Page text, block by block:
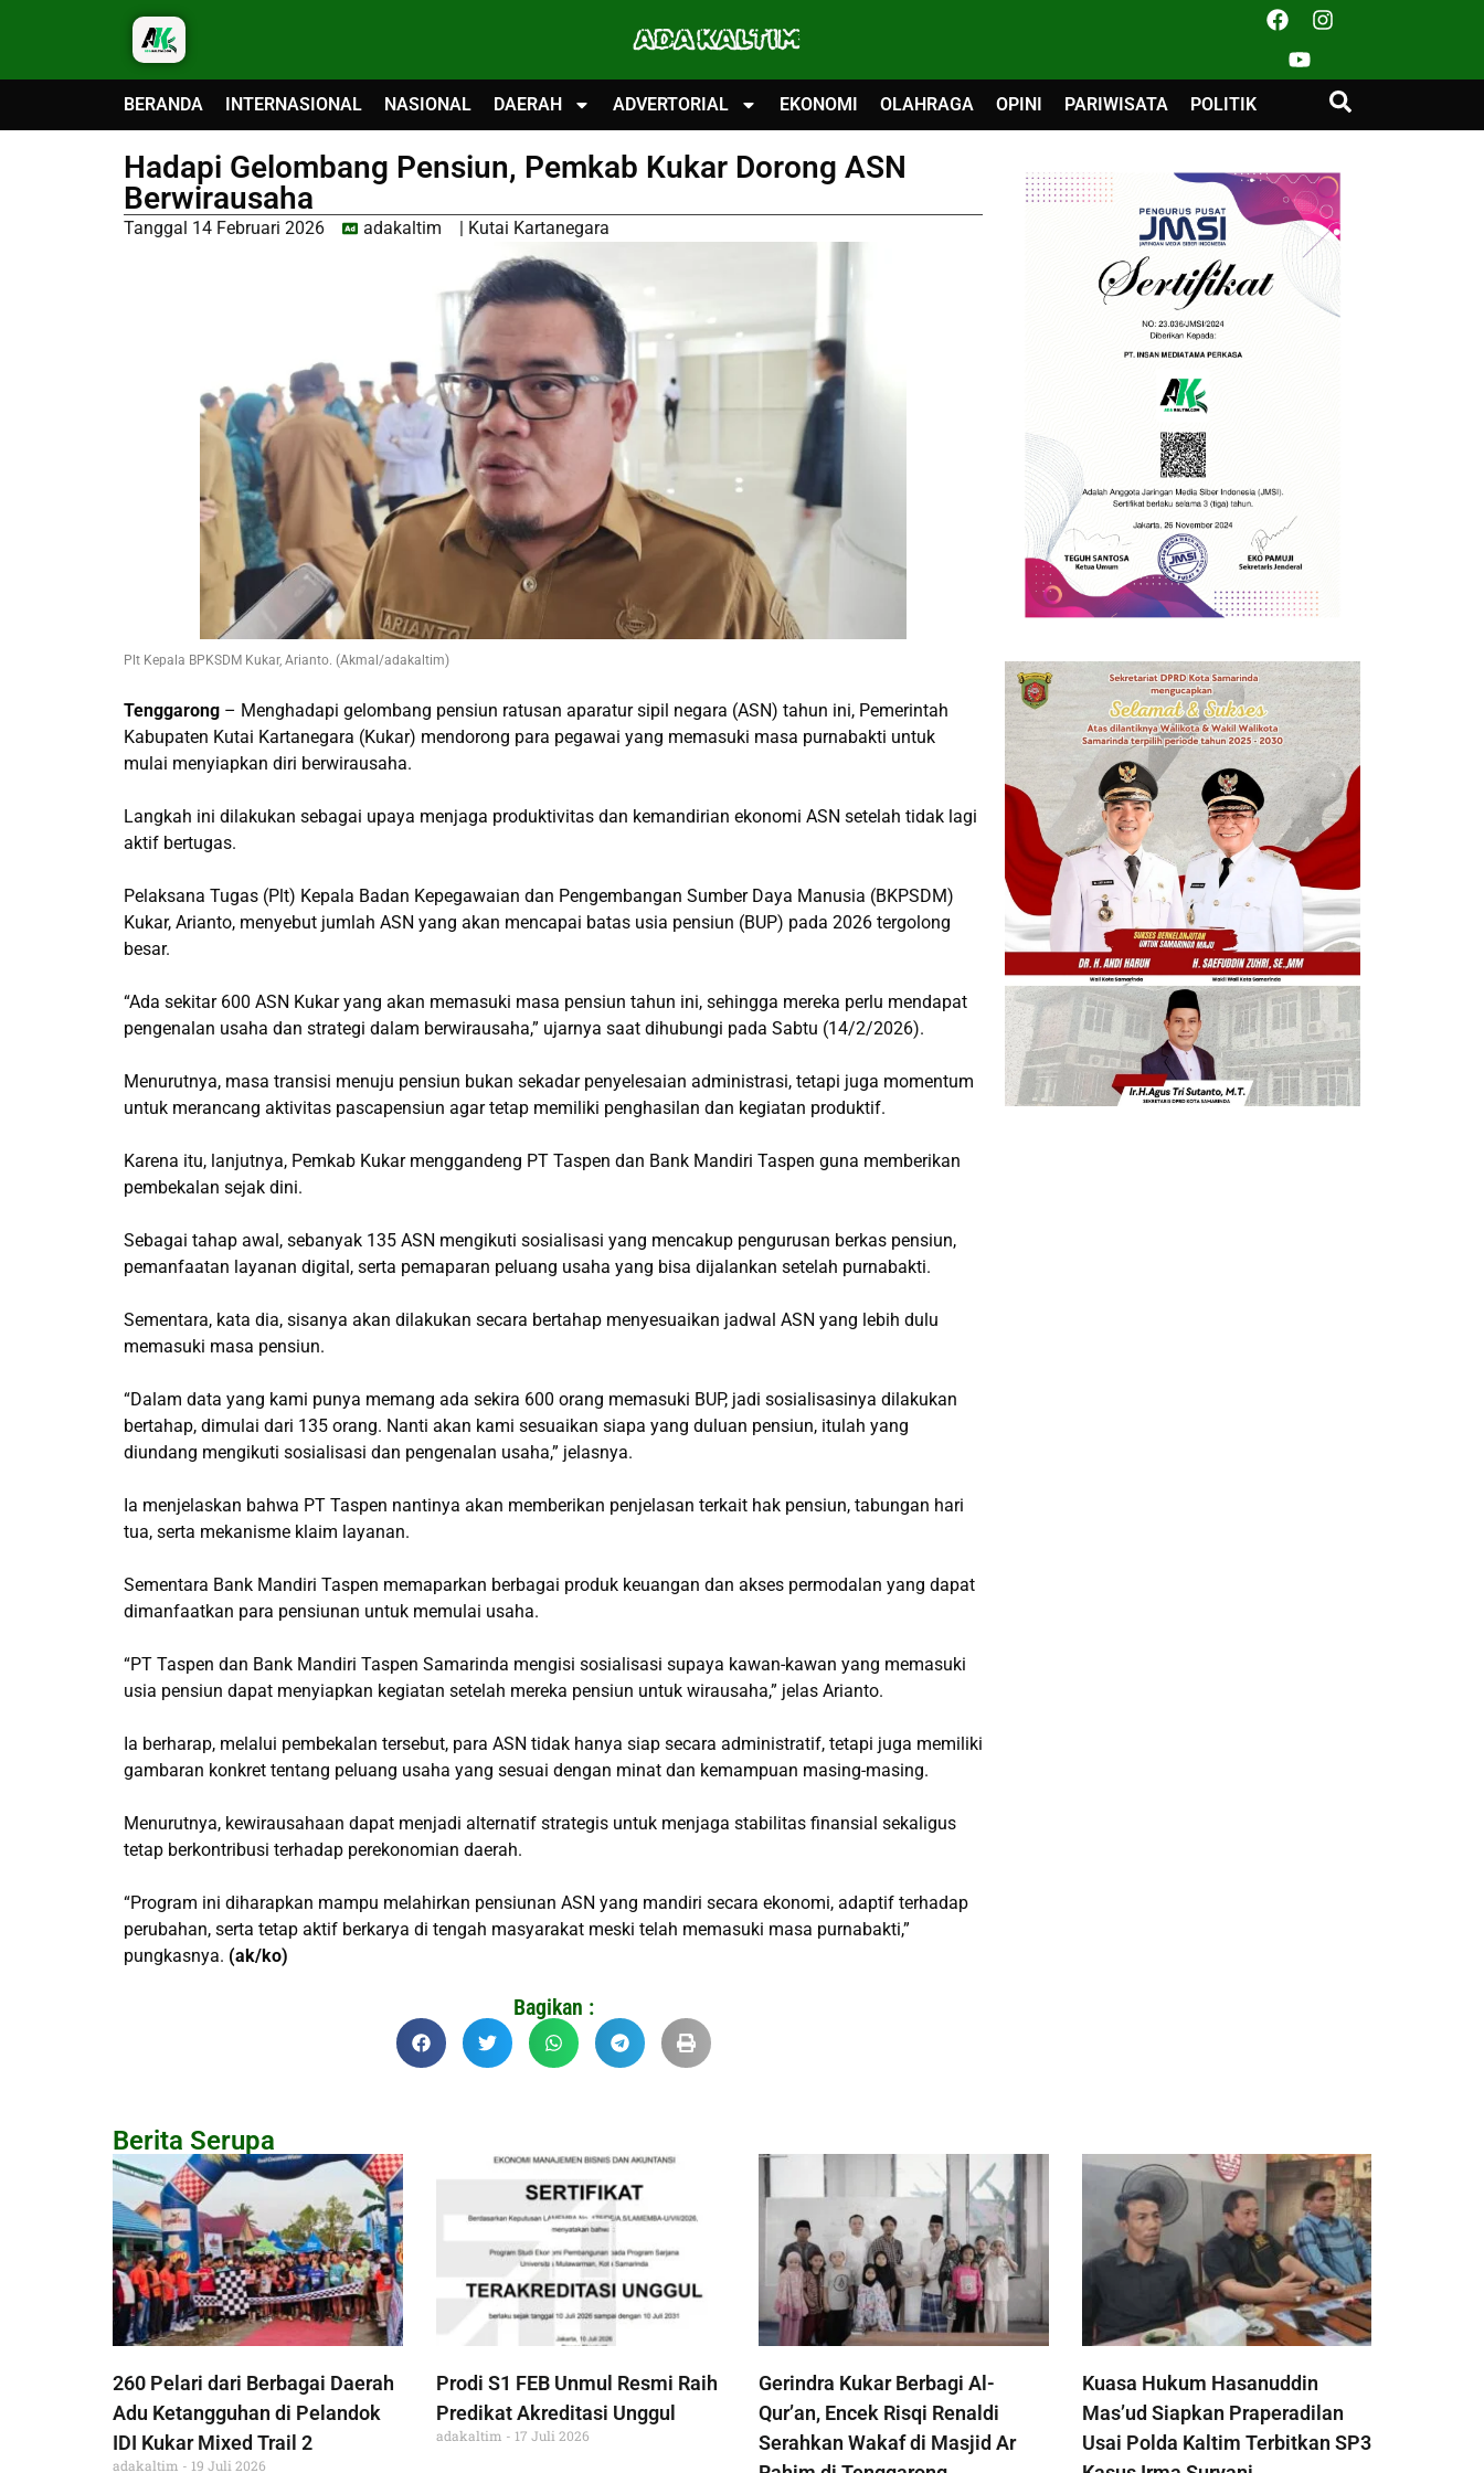
ADA KALTIM
BERANDA INTERNASIONAL NASIONAL DAERAH ADVERTORIAL EKONOMI OLAHRAGA OPINI PARIWISATA POLITIK
Hadapi Gelombang Pensiun, Pemkab Kukar Dorong ASN
Berwirausaha
Tanggal 14 Februari 2026 adakaltim | Kutai Kartanegara
Plt Kepala BPKSDM Kukar, Arianto. (Akmal/adakaltim)
Tenggarong – Menghadapi gelombang pensiun ratusan aparatur sipil negara (ASN) tahun ini, Pemerintah
Kabupaten Kutai Kartanegara (Kukar) mendorong para pegawai yang memasuki masa purnabakti untuk
mulai menyiapkan diri berwirausaha.
Langkah ini dilakukan sebagai upaya menjaga produktivitas dan kemandirian ekonomi ASN setelah tidak lagi
aktif bertugas.
Pelaksana Tugas (Plt) Kepala Badan Kepegawaian dan Pengembangan Sumber Daya Manusia (BKPSDM)
Kukar, Arianto, menyebut jumlah ASN yang akan mencapai batas usia pensiun (BUP) pada 2026 tergolong
besar.
“Ada sekitar 600 ASN Kukar yang akan memasuki masa pensiun tahun ini, sehingga mereka perlu mendapat
pengenalan usaha dan strategi dalam berwirausaha,” ujarnya saat dihubungi pada Sabtu (14/2/2026).
Menurutnya, masa transisi menuju pensiun bukan sekadar penyelesaian administrasi, tetapi juga momentum
untuk merancang aktivitas pascapensiun agar tetap memiliki penghasilan dan kegiatan produktif.
Karena itu, lanjutnya, Pemkab Kukar menggandeng PT Taspen dan Bank Mandiri Taspen guna memberikan
pembekalan sejak dini.
Sebagai tahap awal, sebanyak 135 ASN mengikuti sosialisasi yang mencakup pengurusan berkas pensiun,
pemanfaatan layanan digital, serta pemaparan peluang usaha yang bisa dijalankan setelah purnabakti.
Sementara, kata dia, sisanya akan dilakukan secara bertahap menyesuaikan jadwal ASN yang lebih dulu
memasuki masa pensiun.
“Dalam data yang kami punya memang ada sekira 600 orang memasuki BUP, jadi sosialisasinya dilakukan
bertahap, dimulai dari 135 orang. Nanti akan kami sesuaikan siapa yang duluan pensiun, itulah yang
diundang mengikuti sosialisasi dan pengenalan usaha,” jelasnya.
Ia menjelaskan bahwa PT Taspen nantinya akan memberikan penjelasan terkait hak pensiun, tabungan hari
tua, serta mekanisme klaim layanan.
Sementara Bank Mandiri Taspen memaparkan berbagai produk keuangan dan akses permodalan yang dapat
dimanfaatkan para pensiunan untuk memulai usaha.
“PT Taspen dan Bank Mandiri Taspen Samarinda mengisi sosialisasi supaya kawan-kawan yang memasuki
usia pensiun dapat menyiapkan kegiatan setelah mereka pensiun untuk wirausaha,” jelas Arianto.
Ia berharap, melalui pembekalan tersebut, para ASN tidak hanya siap secara administratif, tetapi juga memiliki
gambaran konkret tentang peluang usaha yang sesuai dengan minat dan kemampuan masing-masing.
Menurutnya, kewirausahaan dapat menjadi alternatif strategis untuk menjaga stabilitas finansial sekaligus
tetap berkontribusi terhadap perekonomian daerah.
“Program ini diharapkan mampu melahirkan pensiunan ASN yang mandiri secara ekonomi, adaptif terhadap
perubahan, serta tetap aktif berkarya di tengah masyarakat meski telah memasuki masa purnabakti,”
pungkasnya. (ak/ko)
Bagikan :
Berita Serupa
260 Pelari dari Berbagai Daerah
Adu Ketangguhan di Pelandok
IDI Kukar Mixed Trail 2
adakaltim 19 Juli 2026
Prodi S1 FEB Unmul Resmi Raih
Predikat Akreditasi Unggul
adakaltim 17 Juli 2026
Gerindra Kukar Berbagi Al-
Qur’an, Encek Risqi Renaldi
Serahkan Wakaf di Masjid Ar
Kuasa Hukum Hasanuddin
Mas’ud Siapkan Praperadilan
Usai Polda Kaltim Terbitkan SP3